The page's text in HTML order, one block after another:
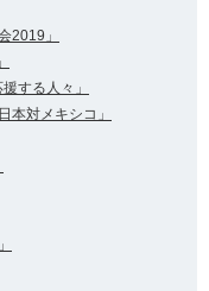
2019」
する人々」
本対メキシコ」